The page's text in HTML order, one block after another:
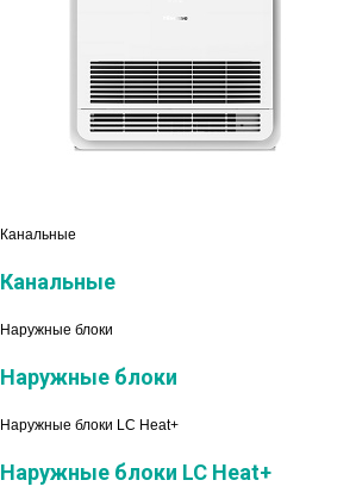
Канальные
Канальные
Наружные блоки
Наружные блоки
Наружные блоки LC Heat+
Наружные блоки LC Heat+